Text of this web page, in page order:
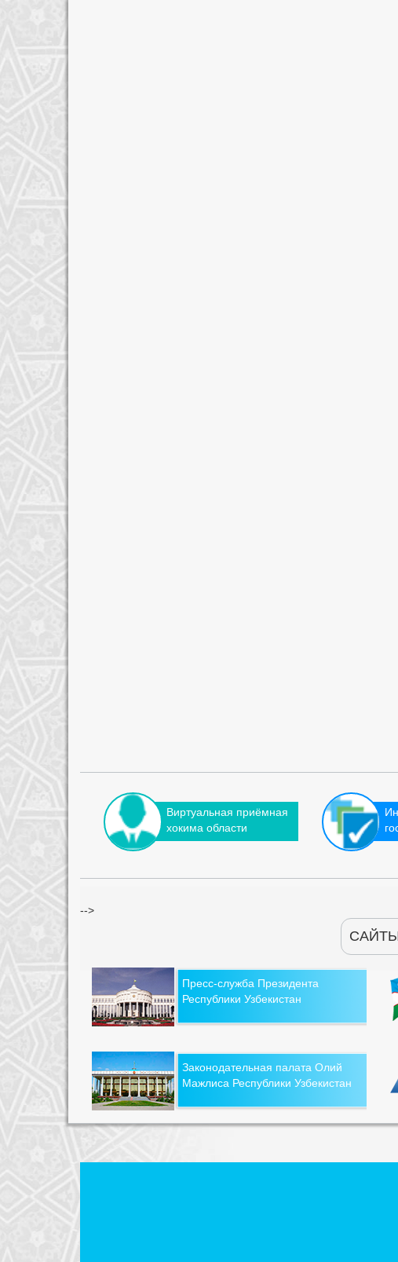
Виртуальная приёмная
хокима области
-->
Пресс-служба Президента
Республики Узбекистан
Законодательная палата Олий
Мажлиса Республики Узбекистан